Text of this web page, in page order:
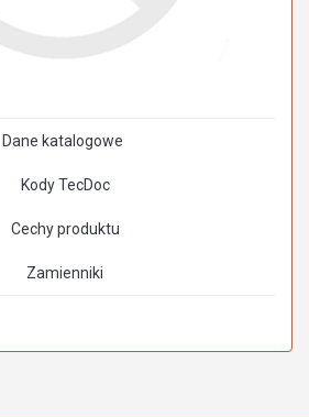
Dane katalogowe
Kody TecDoc
Cechy produktu
Zamienniki